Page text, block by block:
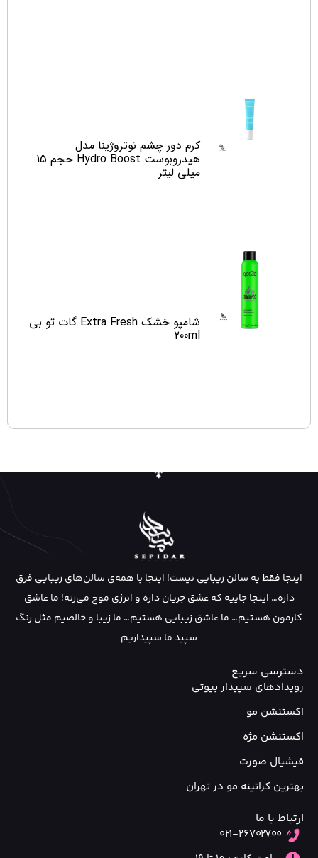
کرم دور چشم نوتروژینا مدل
هیدروبوست Hydro Boost حجم 15
میلی لیتر
شامپو خشک Extra Fresh گات تو بی
200ml
اینجا فقط یه سالن زیبایی نیست! اینجا با همه‌ی سالن‌های زیبایی فرق
داره… اینجا جاییه که عشق جریان داره و انرژی موج می‌زنه! ما عاشق
کارمون هستیم… ما عاشق زیبایی هستیم… ما زیبا و خالصیم مثل رنگ
سپید ما سپیداریم
دسترسی سریع
رویدادهای سپیدار بیوتی
اکستنشن مو
اکستنشن مژه
فیشیال صورت
بهترین کراتینه مو در تهران
ارتباط با ما
۰۲۱-۲۶۷۰۲۷۰۰